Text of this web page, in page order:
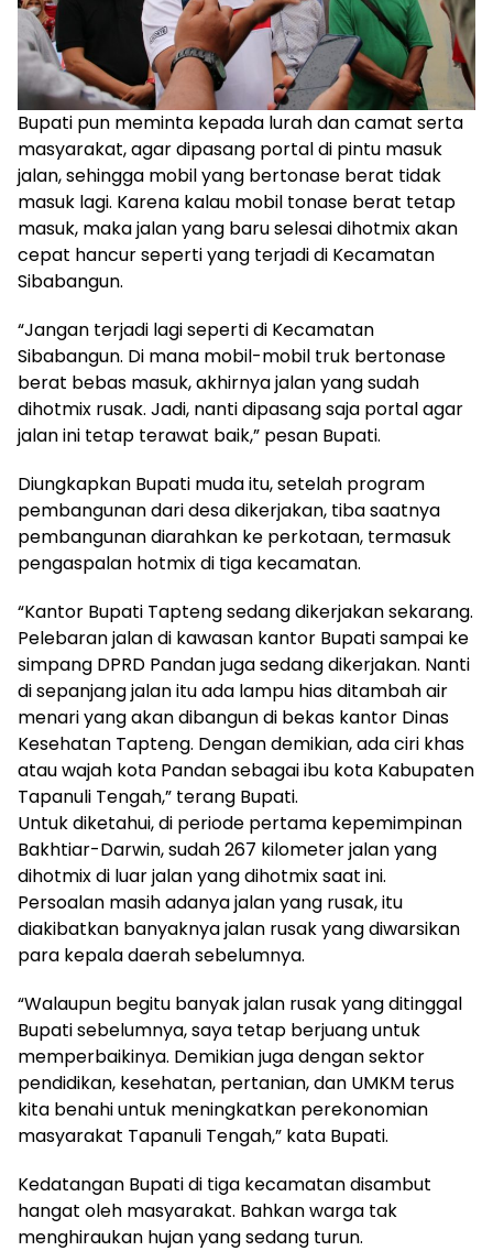
Bupati pun meminta kepada lurah dan camat serta
masyarakat, agar dipasang portal di pintu masuk
jalan, sehingga mobil yang bertonase berat tidak
masuk lagi. Karena kalau mobil tonase berat tetap
masuk, maka jalan yang baru selesai dihotmix akan
cepat hancur seperti yang terjadi di Kecamatan
Sibabangun.
“Jangan terjadi lagi seperti di Kecamatan
Sibabangun. Di mana mobil-mobil truk bertonase
berat bebas masuk, akhirnya jalan yang sudah
dihotmix rusak. Jadi, nanti dipasang saja portal agar
jalan ini tetap terawat baik,” pesan Bupati.
Diungkapkan Bupati muda itu, setelah program
pembangunan dari desa dikerjakan, tiba saatnya
pembangunan diarahkan ke perkotaan, termasuk
pengaspalan hotmix di tiga kecamatan.
“Kantor Bupati Tapteng sedang dikerjakan sekarang.
Pelebaran jalan di kawasan kantor Bupati sampai ke
simpang DPRD Pandan juga sedang dikerjakan. Nanti
di sepanjang jalan itu ada lampu hias ditambah air
menari yang akan dibangun di bekas kantor Dinas
Kesehatan Tapteng. Dengan demikian, ada ciri khas
atau wajah kota Pandan sebagai ibu kota Kabupaten
Tapanuli Tengah,” terang Bupati.
Untuk diketahui, di periode pertama kepemimpinan
Bakhtiar-Darwin, sudah 267 kilometer jalan yang
dihotmix di luar jalan yang dihotmix saat ini.
Persoalan masih adanya jalan yang rusak, itu
diakibatkan banyaknya jalan rusak yang diwarsikan
para kepala daerah sebelumnya.
“Walaupun begitu banyak jalan rusak yang ditinggal
Bupati sebelumnya, saya tetap berjuang untuk
memperbaikinya. Demikian juga dengan sektor
pendidikan, kesehatan, pertanian, dan UMKM terus
kita benahi untuk meningkatkan perekonomian
masyarakat Tapanuli Tengah,” kata Bupati.
Kedatangan Bupati di tiga kecamatan disambut
hangat oleh masyarakat. Bahkan warga tak
menghiraukan hujan yang sedang turun.